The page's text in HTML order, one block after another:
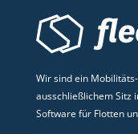
Wir sind ein
ausschließlichem Sitz
Software für Flotten